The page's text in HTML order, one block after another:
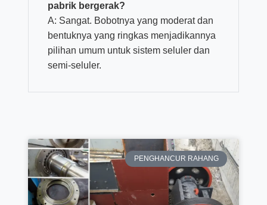
pabrik bergerak?
A: Sangat. Bobotnya yang moderat dan
bentuknya yang ringkas menjadikannya
pilihan umum untuk sistem seluler dan
semi-seluler.
PENGHANCUR RAHANG